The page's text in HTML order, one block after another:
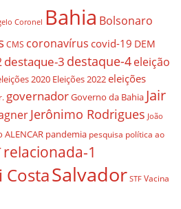
Coronel Bahia Bolsonaro
CMS coronavírus covid-19 DEM
destaque-3 destaque-4eleição
2020 Eleições 2022eleições
governadorGoverno da Bahia Jair
Jerônimo Rodrigues João
ALENCAR pandemia pesquisa política ao
relacionada-1
CostaSalvador STF Vacina